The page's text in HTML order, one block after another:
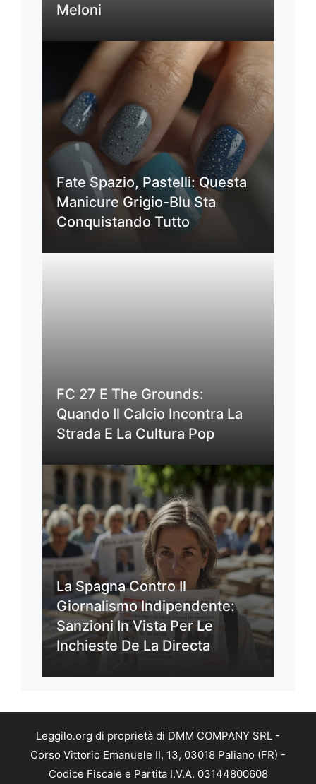
Meloni
Fate Spazio, Pastelli: Questa
Manicure Grigio-Blu Sta
Conquistando Tutto
FC 27 E The Grounds:
Quando Il Calcio Incontra La
Strada E La Cultura Pop
La Spagna Contro Il
Giornalismo Indipendente:
Sanzioni In Vista Per Le
Inchieste De La Directa
Leggilo.org di proprietà di DMM COMPANY SRL -
Corso Vittorio Emanuele II, 13, 03018 Paliano (FR) -
Codice Fiscale e Partita I.V.A. 03144800608